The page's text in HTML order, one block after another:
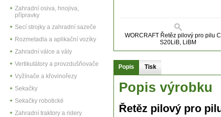
Zahradní osiva, hnojiva,
přípravky
Secí strojky a zahradní sazeče
Rozmetadla a aplikační vozíky
Zahradní válce a vály
Vertikutátory a provzdušňovače
Vyžínače a křovinořezy
Sekačky
Sekačky robotické
Zahradní traktory a ridery
WORCRAFT Řetěz pilový pro pilu
S20LiB, LiBM
Popis Tisk
Popis výrobku
Řetěz pilový pro